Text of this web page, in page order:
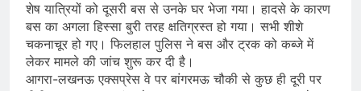
शेष यात्रियों को दूसरी बस से उनके घर भेजा गया। हादसे के कारण
बस का अगला हिस्सा बुरी तरह क्षतिग्रस्त हो गया। सभी शीशे
चकनाचूर हो गए। फिलहाल पुलिस ने बस और ट्रक को कब्जे में
लेकर मामले की जांच शुरू कर दी है।
आगरा-लखनऊ एक्सप्रेस वे पर बांगरमऊ चौकी से कुछ ही दूरी पर